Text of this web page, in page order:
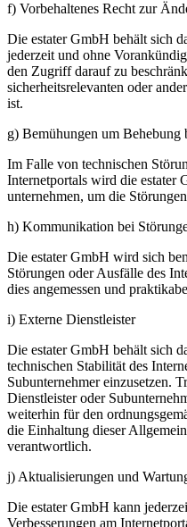
f) Vorbehaltenes Recht zur
Die estater GmbH behält sich
jederzeit und ohne
den Zugriff darauf zu
sicherheitsrelevanten oder
ist.
g) Bemühungen um Behebung
Im Falle von technischen
Internetportals wird die estater
unternehmen, um die
h) Kommunikation bei
Die estater GmbH wird sich
Störungen oder Ausfälle des
dies angemessen und
i) Externe Dienstleister
Die estater GmbH behält sich
technischen Stabilität des
Subunternehmer einzusetzen.
Dienstleister oder
weiterhin für den
die Einhaltung dieser
verantwortlich.
j) Aktualisierungen und
Die estater GmbH kann
Verbesserungen am